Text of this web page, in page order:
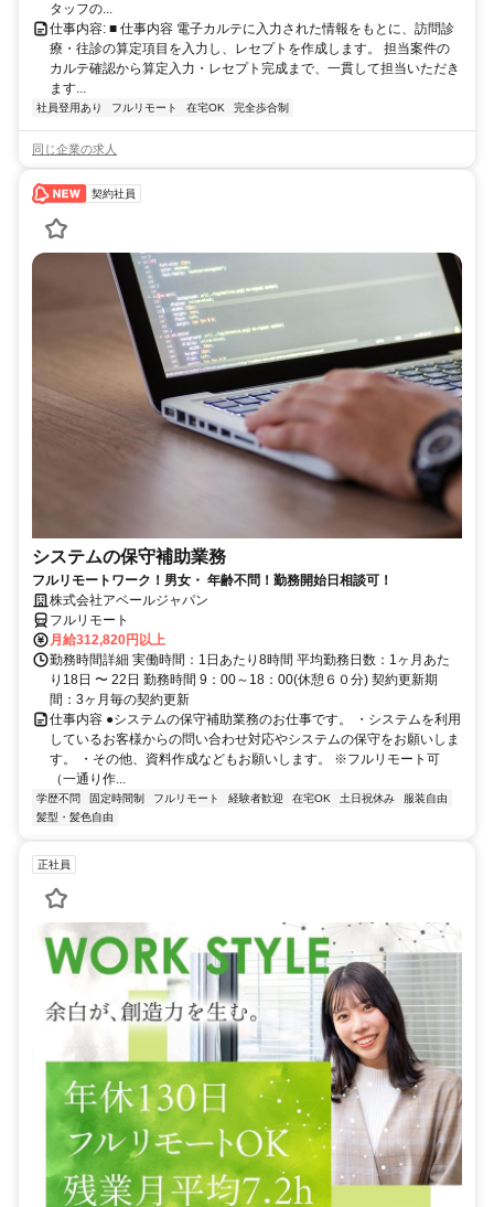
タッフの...
仕事内容: ■ 仕事内容 電子カルテに入力された情報をもとに、訪問診
療・往診の算定項目を入力し、レセプトを作成します。 担当案件の
カルテ確認から算定入力・レセプト完成まで、一貫して担当いただき
ます...
社員登用あり フルリモート 在宅OK 完全歩合制
同じ企業の求人
契約社員
システムの保守補助業務
フルリモートワーク！男女・ 年齢不問！勤務開始日相談可！
株式会社アベールジャパン
フルリモート
月給312,820円以上
勤務時間詳細 実働時間：1日あたり8時間 平均勤務日数：1ヶ月あた
り18日 〜 22日 勤務時間 9：00～18：00(休憩６０分) 契約更新期
間：3ヶ月毎の契約更新
仕事内容 ●システムの保守補助業務のお仕事です。 ・システムを利用
しているお客様からの問い合わせ対応やシステムの保守をお願いしま
す。 ・その他、資料作成などもお願いします。 ※フルリモート可
（一通り作...
学歴不問 固定時間制 フルリモート 経験者歓迎 在宅OK 土日祝休み
服装自由
髪型・髪色自由
正社員